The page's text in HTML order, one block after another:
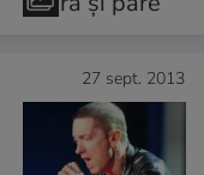
27 sept. 2013